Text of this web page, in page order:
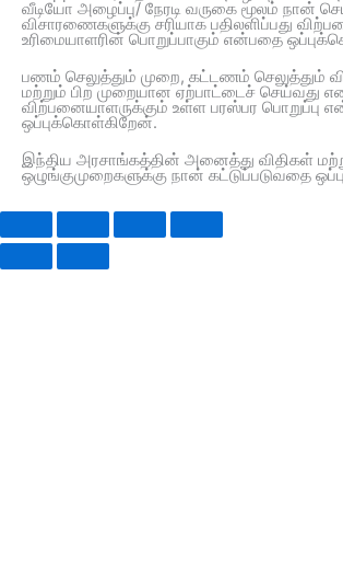
வீடியோ அழைப்பு/ நேரடி வருகை மூலம் நான்
விசாரணைகளுக்கு சரியாக பதிலளிப்பது
உரிமையாளரின் பொறுப்பாகும் என்பதை
பணம் செலுத்தும் முறை, கட்டணம் செலுத்தும்
மற்றும் பிற முறையான ஏற்பாட்டைச் செய்வது
விற்பனையாளருக்கும் உள்ள பரஸ்பர பொறுப்பு
ஒப்புக்கொள்கிறேன்.
இந்திய அரசாங்கத்தின் அனைத்து விதிகள்
ஒழுங்குமுறைகளுக்கு நான் கட்டுப்படுவதை